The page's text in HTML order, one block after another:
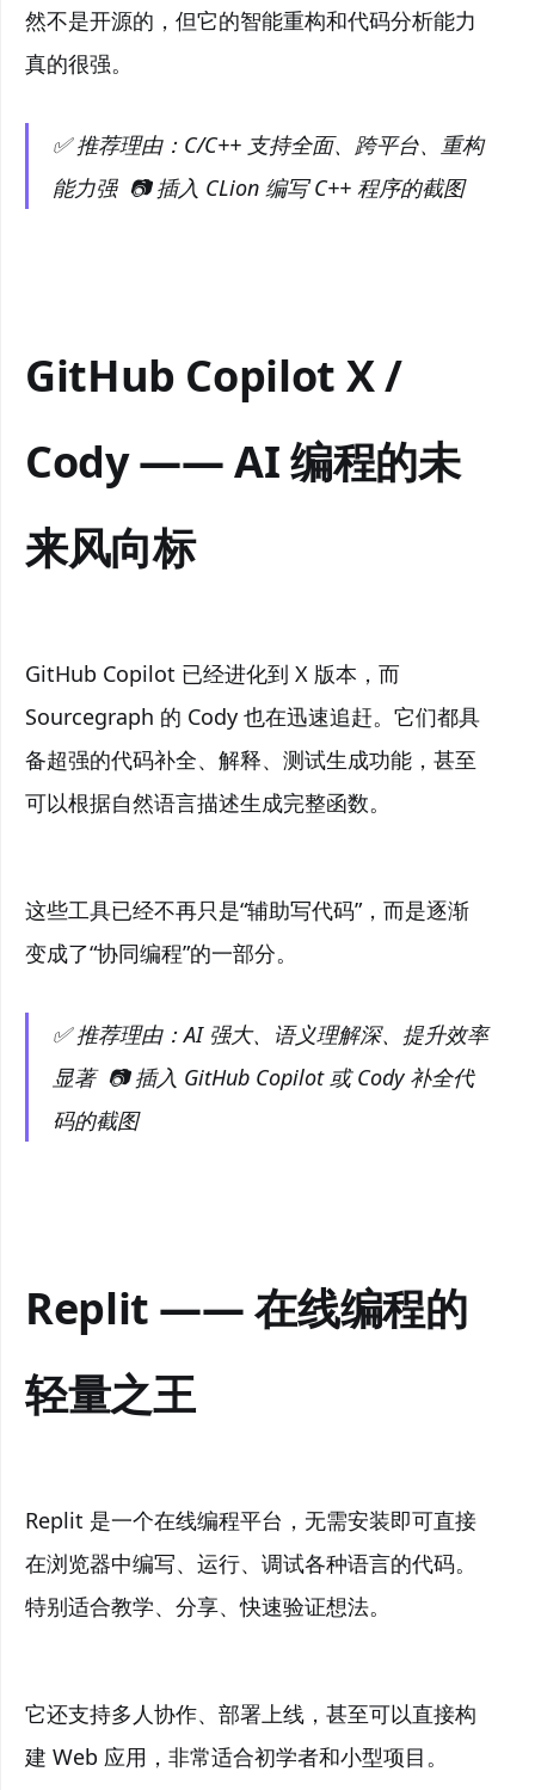
然不是开源的，但它的智能重构和代码分析能力
真的很强。
✅ 推荐理由：C/C++ 支持全面、跨平台、重构
能力强 📷 插入 CLion 编写 C++ 程序的截图
GitHub Copilot X /
Cody —— AI 编程的未
来风向标
GitHub Copilot 已经进化到 X 版本，而
Sourcegraph 的 Cody 也在迅速追赶。它们都具
备超强的代码补全、解释、测试生成功能，甚至
可以根据自然语言描述生成完整函数。
这些工具已经不再只是“辅助写代码”，而是逐渐
变成了“协同编程”的一部分。
✅ 推荐理由：AI 强大、语义理解深、提升效率
显著 📷 插入 GitHub Copilot 或 Cody 补全代
码的截图
Replit —— 在线编程的
轻量之王
Replit 是一个在线编程平台，无需安装即可直接
在浏览器中编写、运行、调试各种语言的代码。
特别适合教学、分享、快速验证想法。
它还支持多人协作、部署上线，甚至可以直接构
建 Web 应用，非常适合初学者和小型项目。